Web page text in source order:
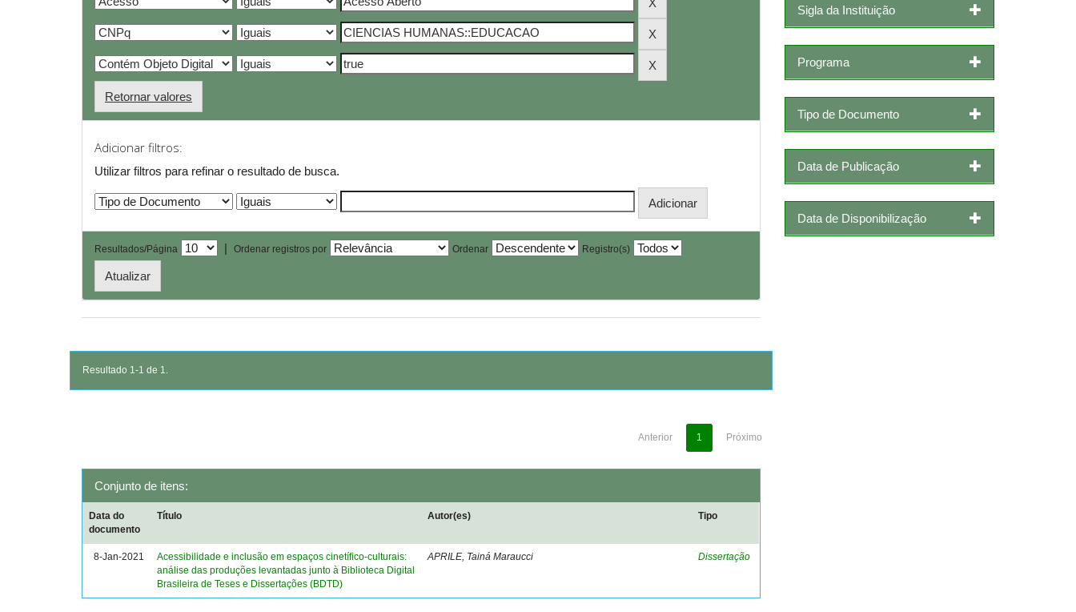
Retornar valores
Adicionar filtros:
Utilizar filtros para refinar o resultado de busca.
Resultados/Página | Ordenar registros por Ordenar Registro(s)
Resultado 1-1 de 1.
Anterior 1 Próximo
Conjunto de itens:
Data do
documento
Título Autor(es) Tipo
8-Jan-2021
Acessibilidade e inclusão em espaços cinetífico-culturais:
análise das produções levantadas junto à Biblioteca Digital
Brasileira de Teses e Dissertações (BDTD)
APRILE, Tainá Maraucci Dissertação
Sigla da Instituição
Programa
Tipo de Documento
Data de Publicação
Data de Disponibilização